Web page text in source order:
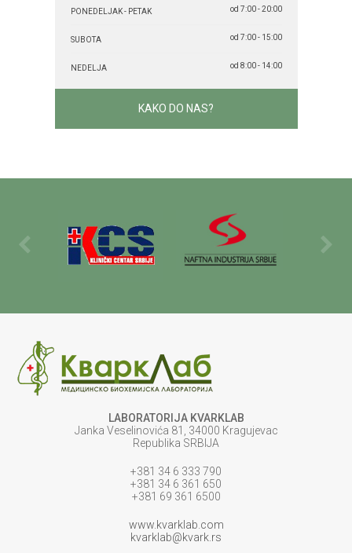
PONEDELJAK - PETAK od 7:00 - 20:00
SUBOTA od 7:00 - 15:00
NEDELJA od 8:00 - 14:00
KAKO DO NAS?
LABORATORIJA KVARKLAB
Janka Veselinovića 81, 34000 Kragujevac
Republika SRBIJA
+381 34 6 333 790
+381 34 6 361 650
+381 69 361 6500
www.kvarklab.com
kvarklab@kvark.rs